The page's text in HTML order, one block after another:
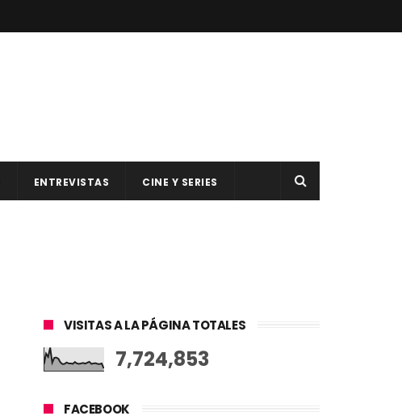
ENTREVISTAS CINE Y SERIES
VISITAS A LA PÁGINA TOTALES
7,724,853
FACEBOOK